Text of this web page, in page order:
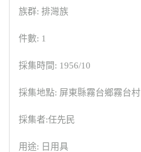
族群: 排灣族
件數: 1
採集時間: 1956/10
採集地點: 屏東縣霧台鄉霧台村
採集者:任先民
用途: 日用具